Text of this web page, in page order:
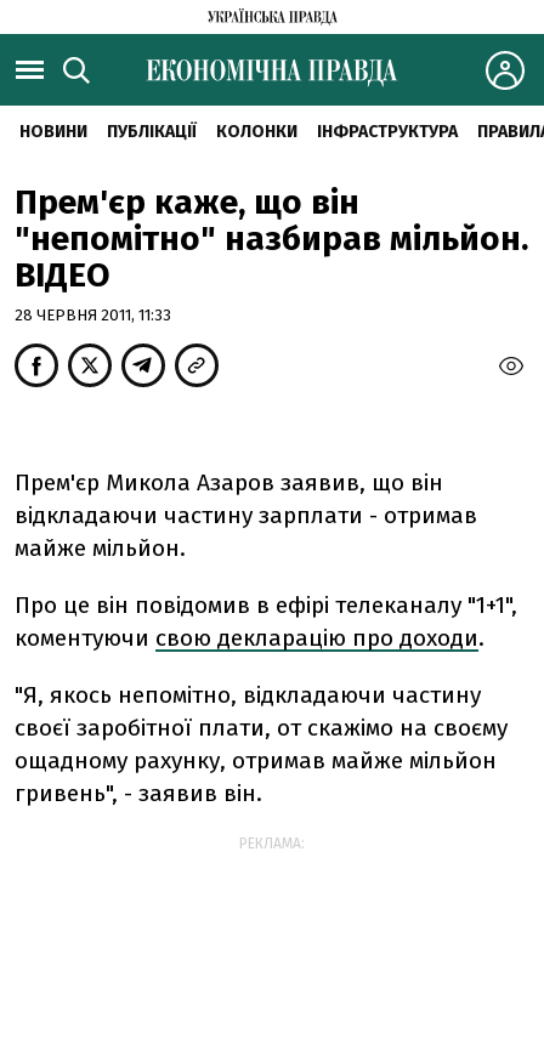
НОВИНИ ПУБЛІКАЦІЇ КОЛОНКИ ІНФРАСТРУКТУРА
Прем'єр каже, що він
"непомітно" назбирав мільйон.
ВІДЕО
28 ЧЕРВНЯ 2011, 11:33
Прем'єр Микола Азаров заявив, що він
відкладаючи частину зарплати - отримав
майже мільйон.
Про це він повідомив в ефірі телеканалу "1+1",
коментуючи свою декларацію про доходи.
"Я, якось непомітно, відкладаючи частину
своєї заробітної плати, от скажімо на своєму
ощадному рахунку, отримав майже мільйон
гривень", - заявив він.
РЕКЛАМА: